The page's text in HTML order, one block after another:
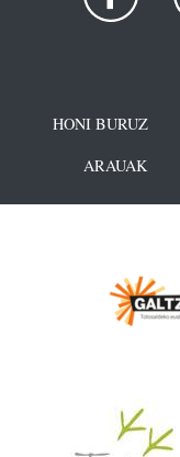
HONI BURUZ
ARAUAK